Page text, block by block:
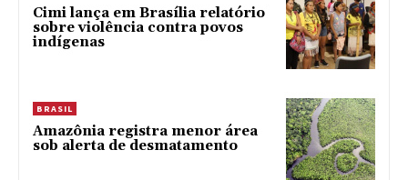
Cimi lança em Brasília relatório
sobre violência contra povos
indígenas
BRASIL
Amazônia registra menor área
sob alerta de desmatamento